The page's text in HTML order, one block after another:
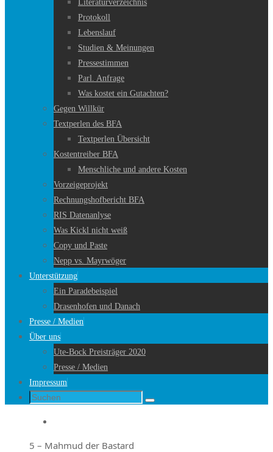
Literaturverzeichnis
Protokoll
Lebenslauf
Studien & Meinungen
Pressestimmen
Parl. Anfrage
Was kostet ein Gutachten?
Gegen Willkür
Textperlen des BFA
Textperlen Übersicht
Kostentreiber BFA
Menschliche und andere Kosten
Vorzeigeprojekt
Rechnungshofbericht BFA
RIS Datenanlyse
Was Kickl nicht weiß
Copy und Paste
Nepp vs. Mayrwöger
Unterstützung
Ein Paradebeispiel
Drasenhofen und Danach
Presse / Medien
Über uns
Ute-Bock Preisträger 2020
Presse / Medien
Impressum
Suche
Suchen
Startseite
5 – Mahmud der Bastard